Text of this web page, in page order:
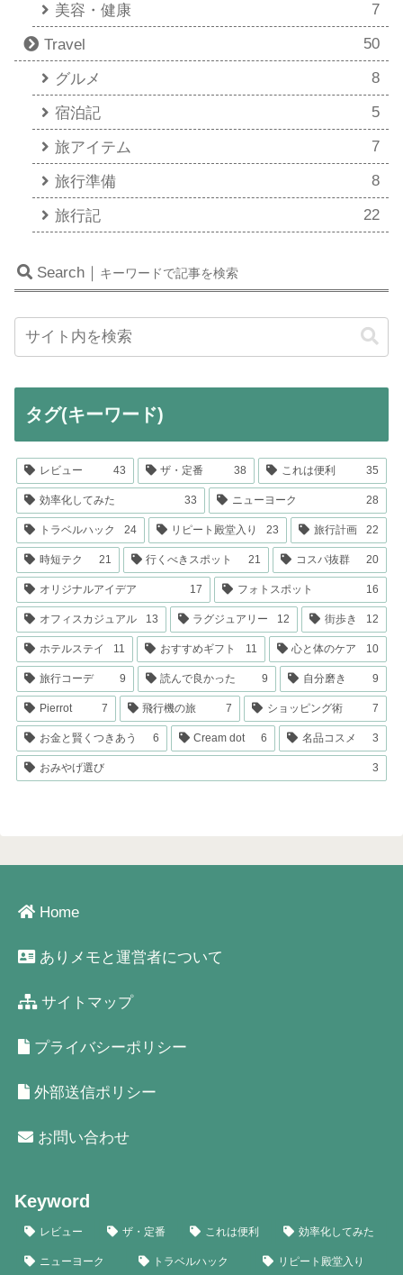
美容・健康 7
Travel 50
グルメ 8
宿泊記 5
旅アイテム 7
旅行準備 8
旅行記 22
Search｜ キーワードで記事を検索
タグ(キーワード)
レビュー 43 ザ・定番 38 これは便利 35
効率化してみた 33 ニューヨーク 28
トラベルハック 24 リピート殿堂入り 23 旅行計画 22
時短テク 21 行くべきスポット 21 コスパ抜群 20
オリジナルアイデア 17 フォトスポット 16
オフィスカジュアル 13 ラグジュアリー 12 街歩き 12
ホテルステイ 11 おすすめギフト 11 心と体のケア 10
旅行コーデ 9 読んで良かった 9 自分磨き 9
Pierrot 7 飛行機の旅 7 ショッピング術 7
お金と賢くつきあう 6 Cream dot 6 名品コスメ 3
おみやげ選び 3
Home
ありメモと運営者について
サイトマップ
プライバシーポリシー
外部送信ポリシー
お問い合わせ
Keyword
レビュー ザ・定番 これは便利 効率化してみた
ニューヨーク トラベルハック リピート殿堂入り